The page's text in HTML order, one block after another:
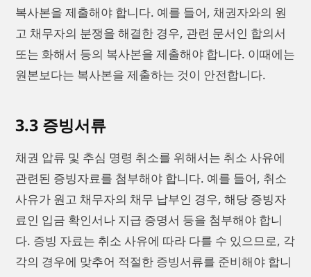
복사본을 제출해야 합니다. 예를 들어, 채권자와의 원
고 채무자의 분쟁을 해결한 경우, 관련 문서인 합의서
또는 화해서 등의 복사본을 제출해야 합니다. 이때에는
원본보다는 복사본을 제출하는 것이 안전합니다.
3.3 증빙서류
채권 압류 및 추심 명령 취소를 위해서는 취소 사유에
관련된 증빙자료를 첨부해야 합니다. 예를 들어, 취소
사유가 원고 채무자의 채무 납부인 경우, 해당 증빙자
료인 입금 확인서나 지급 증명서 등을 첨부해야 합니
다. 증빙 자료는 취소 사유에 따라 다를 수 있으므로, 각
각의 경우에 맞추어 적절한 증빙서류를 준비해야 합니